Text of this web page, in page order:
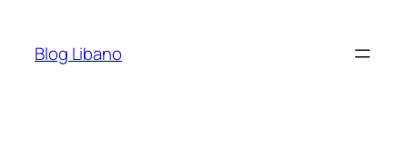
Blog Libano